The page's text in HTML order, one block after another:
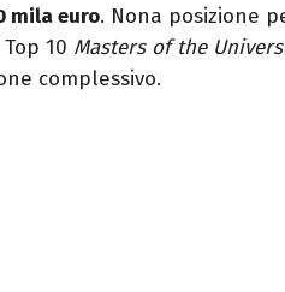
mila euro. Nona posizione
10 Masters of the
complessivo.